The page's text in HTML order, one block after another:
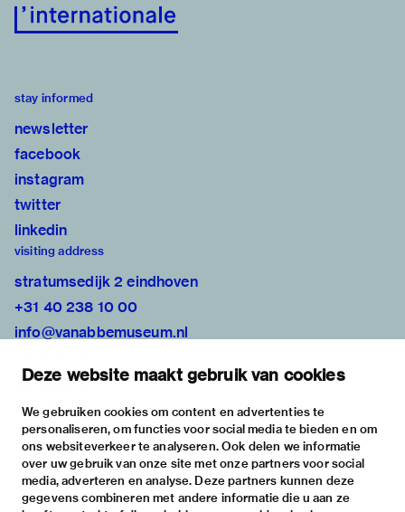
Deze website maakt gebruik van cookies
We gebruiken cookies om content en advertenties te
personaliseren, om functies voor social media te bieden en om
ons websiteverkeer te analyseren. Ook delen we informatie
over uw gebruik van onze site met onze partners voor social
media, adverteren en analyse. Deze partners kunnen deze
gegevens combineren met andere informatie die u aan ze
stay informed
newsletter
facebook
instagram
twitter
linkedin
visiting address
stratumsedijk 2 eindhoven
+31 40 238 10 00
info@vanabbemuseum.nl
exhibitions
activities
practical information
about
the museum